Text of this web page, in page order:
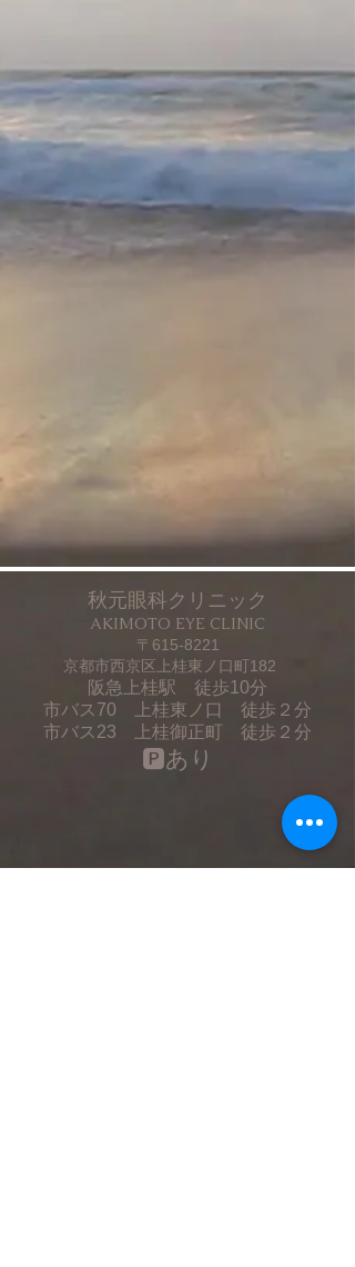
秋元眼科クリニック
AKIMOTO EYE CLINIC
〒615-8221
京都市西京区上桂東ノ口町182
阪急上桂駅 徒歩10分
市バス70 上桂東ノ口 徒歩２分
市バス23 上桂御正町 徒歩２分
🅿あり